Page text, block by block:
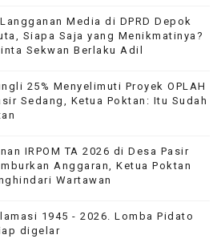
Media di DPRD Depok
Siapa Saja yang Menikmatinya?
Sekwan Berlaku Adil
25% Menyelimuti Proyek OPLAH
Sedang, Ketua Poktan: Itu Sudah
IRPOM TA 2026 di Desa Pasir
Anggaran, Ketua Poktan
Wartawan
1945 - 2026. Lomba Pidato
digelar